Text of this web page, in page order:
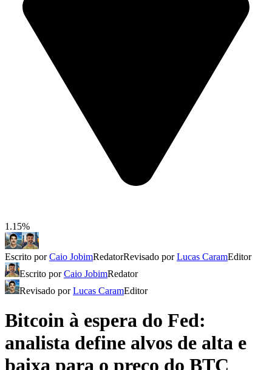
1.15%
Escrito porCaio JobimRedatorRevisado porLucas CaramEditor
Escrito porCaio JobimRedator
Revisado porLucas CaramEditor
Bitcoin à espera do Fed:
analista define alvos de alta e
baixa para o preço do BTC